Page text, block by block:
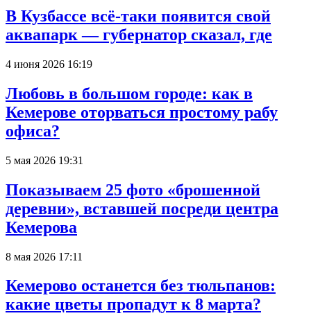
В Кузбассе всё-таки появится свой
аквапарк — губернатор сказал, где
4 июня 2026 16:19
Любовь в большом городе: как в
Кемерове оторваться простому рабу
офиса?
5 мая 2026 19:31
Показываем 25 фото «брошенной
деревни», вставшей посреди центра
Кемерова
8 мая 2026 17:11
Кемерово останется без тюльпанов:
какие цветы пропадут к 8 марта?